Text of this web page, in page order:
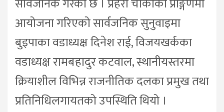
सार्वजनिक गरेको छ । प्रहरी चौकीको प्राङ्गणमा
आयोजना गरिएको सार्वजनिक सुनुवाइमा
बुइपाका वडाध्यक्ष दिनेश राई, विजयखर्कका
वडाध्यक्ष रामबहादुर कटवाल, स्थानीयस्तरमा
क्रियाशील विभिन्न राजनीतिक दलका प्रमुख तथा
प्रतिनिधिलगायतको उपस्थिति थियो ।